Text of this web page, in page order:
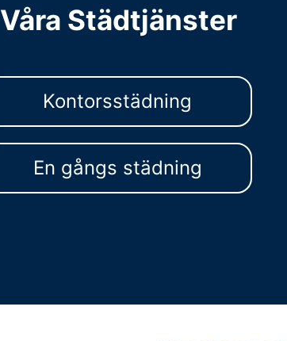
Våra Städtjänster
Kontorsstädning
En gångs städning